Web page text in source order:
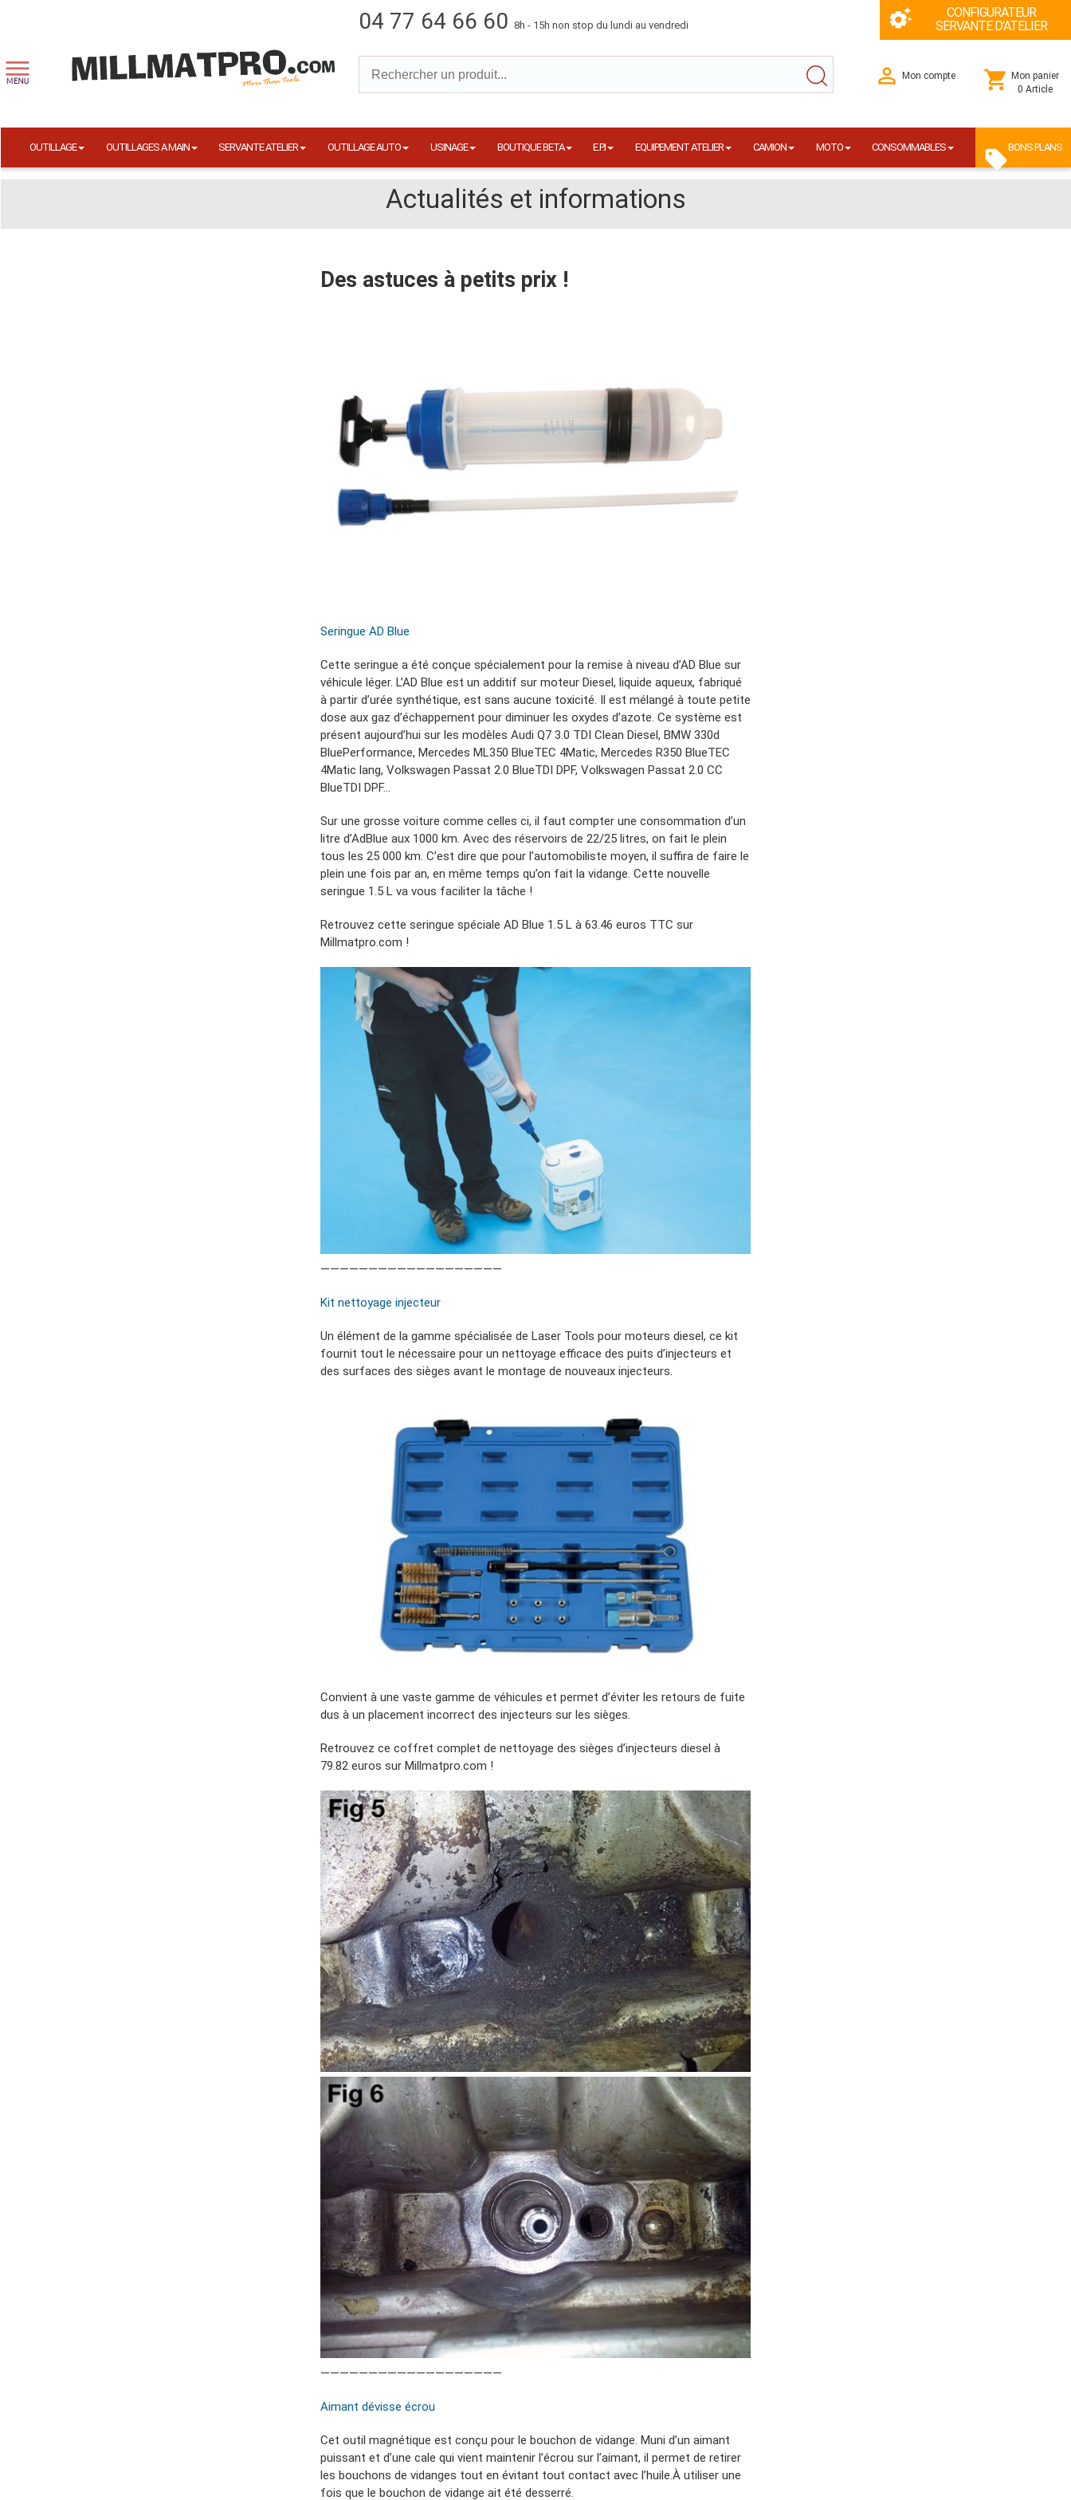
04 77 64 66 60 8h - 15h non stop du lundi au vendredi
CONFIGURATEUR
SERVANTE D'ATELIER
Mon compte
Mon panier
0 Article
OUTILLAGE OUTILLAGES A MAIN SERVANTE ATELIER OUTILLAGE AUTO USINAGE BOUTIQUE BETA E.P.I EQUIPEMENT ATELIER CAMION MOTO CONSOMMABLES BONS PLANS
Actualités et informations
Des astuces à petits prix !
Seringue AD Blue
Cette seringue a été conçue spécialement pour la remise à niveau d’AD Blue sur
véhicule léger. L’AD Blue est un additif sur moteur Diesel, liquide aqueux, fabriqué
à partir d’urée synthétique, est sans aucune toxicité. Il est mélangé à toute petite
dose aux gaz d’échappement pour diminuer les oxydes d’azote. Ce système est
présent aujourd’hui sur les modèles Audi Q7 3.0 TDI Clean Diesel, BMW 330d
BluePerformance, Mercedes ML350 BlueTEC 4Matic, Mercedes R350 BlueTEC
4Matic lang, Volkswagen Passat 2.0 BlueTDI DPF, Volkswagen Passat 2.0 CC
BlueTDI DPF…
Sur une grosse voiture comme celles ci, il faut compter une consommation d’un
litre d’AdBlue aux 1000 km. Avec des réservoirs de 22/25 litres, on fait le plein
tous les 25 000 km. C’est dire que pour l’automobiliste moyen, il suffira de faire le
plein une fois par an, en même temps qu’on fait la vidange. Cette nouvelle
seringue 1.5 L va vous faciliter la tâche !
Retrouvez cette seringue spéciale AD Blue 1.5 L à 63.46 euros TTC sur
Millmatpro.com !
———————————————————
Kit nettoyage injecteur
Un élément de la gamme spécialisée de Laser Tools pour moteurs diesel, ce kit
fournit tout le nécessaire pour un nettoyage efficace des puits d’injecteurs et
des surfaces des sièges avant le montage de nouveaux injecteurs.
Convient à une vaste gamme de véhicules et permet d’éviter les retours de fuite
dus à un placement incorrect des injecteurs sur les sièges.
Retrouvez ce coffret complet de nettoyage des sièges d’injecteurs diesel à
79.82 euros sur Millmatpro.com !
———————————————————
Aimant dévisse écrou
Cet outil magnétique est conçu pour le bouchon de vidange. Muni d’un aimant
puissant et d’une cale qui vient maintenir l’écrou sur l’aimant, il permet de retirer
les bouchons de vidanges tout en évitant tout contact avec l’huile.À utiliser une
fois que le bouchon de vidange ait été desserré.